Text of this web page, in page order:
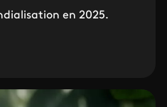
en 2025.